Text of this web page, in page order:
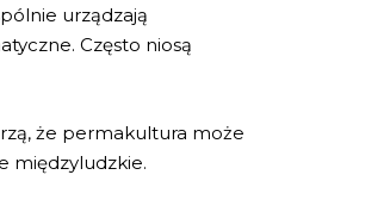
urządzają
Często niosą
że permakultura może
międzyludzkie.